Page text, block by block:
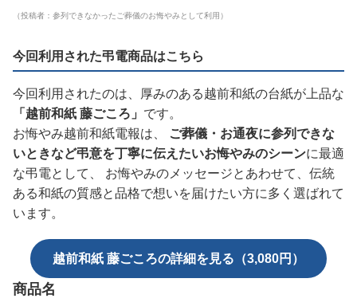
（投稿者：参列できなかったご葬儀のお悔やみとして利用）
今回利用された弔電商品はこちら
今回利用されたのは、厚みのある越前和紙の台紙が上品な
「越前和紙 藤ごころ」 です。
お悔やみ越前和紙電報は、
ご葬儀・お通夜に参列できな
いときなど弔意を丁寧に伝えたいお悔やみのシーンに最適
な弔電として、 お悔やみのメッセージとあわせて、伝統
ある和紙の質感と品格で想いを届けたい方に多く選ばれて
います。
越前和紙 藤ごころの詳細を見る（3,080円）
商品名